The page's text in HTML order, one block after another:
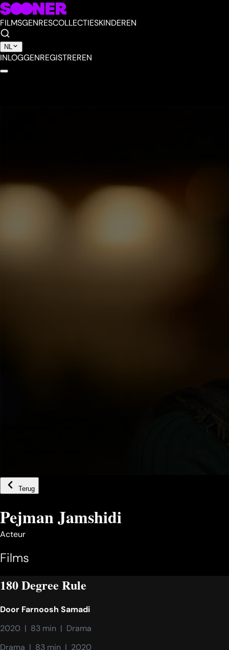
FILMSGENRESCOLLECTIESKINDEREN
NL
INLOGGENREGISTREREN
Terug
Pejman Jamshidi
Acteur
Films
180 Degree Rule
Door Farnoosh Samadi
2020  |  83 min  |  Drama
Drama  |  83 min  |  2020